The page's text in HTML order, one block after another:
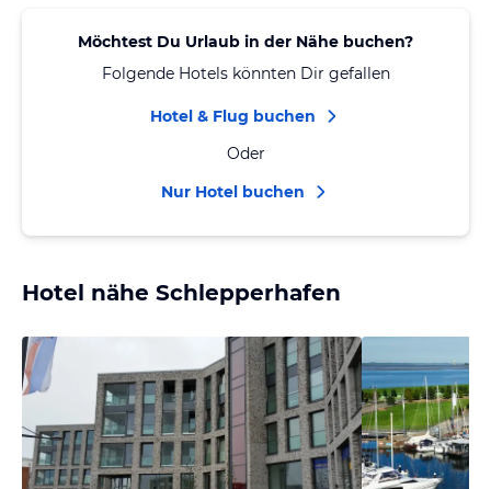
Möchtest Du Urlaub in der Nähe buchen?
Folgende Hotels könnten Dir gefallen
Hotel & Flug buchen
Oder
Nur Hotel buchen
Hotel nähe Schlepperhafen